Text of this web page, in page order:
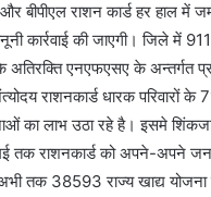
बीपीएल राशन कार्ड हर हाल में
कार्रवाई की जाएगी। जिले में
एनएफएसए के अन्तर्गत
राशनकार्ड धारक परिवारों के
का लाभ उठा रहे है। इसमे
तक राशनकार्ड को अपने-अपने
अभी तक 38593 राज्य खाद्य